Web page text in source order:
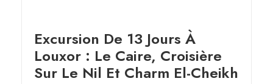
Excursion De 13 Jours À
Louxor : Le Caire, Croisière
Sur Le Nil Et Charm El-Cheikh